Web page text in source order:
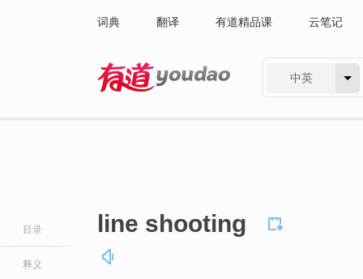
词典 翻译 有道精品课 云笔记
中英
目录
释义
line shooting